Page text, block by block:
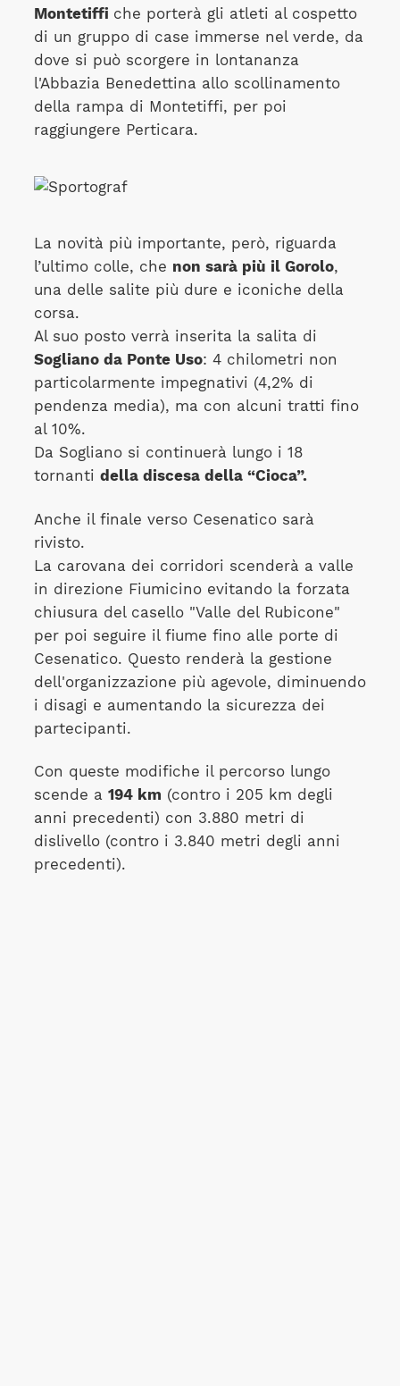
Montetiffi che porterà gli atleti al cospetto
di un gruppo di case immerse nel verde, da
dove si può scorgere in lontananza
l'Abbazia Benedettina allo scollinamento
della rampa di Montetiffi, per poi
raggiungere Perticara.
La novità più importante, però, riguarda
l’ultimo colle, che non sarà più il Gorolo,
una delle salite più dure e iconiche della
corsa.
Al suo posto verrà inserita la salita di
Sogliano da Ponte Uso: 4 chilometri non
particolarmente impegnativi (4,2% di
pendenza media), ma con alcuni tratti fino
al 10%.
Da Sogliano si continuerà lungo i 18
tornanti della discesa della “Cioca”.
Anche il finale verso Cesenatico sarà
rivisto.
La carovana dei corridori scenderà a valle
in direzione Fiumicino evitando la forzata
chiusura del casello "Valle del Rubicone"
per poi seguire il fiume fino alle porte di
Cesenatico. Questo renderà la gestione
dell'organizzazione più agevole, diminuendo
i disagi e aumentando la sicurezza dei
partecipanti.
Con queste modifiche il percorso lungo
scende a 194 km (contro i 205 km degli
anni precedenti) con 3.880 metri di
dislivello (contro i 3.840 metri degli anni
precedenti).